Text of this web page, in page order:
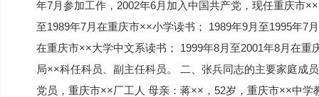
年7月参加工作，2002年6月加入中国共产党，现任重庆市
至1989年7月在重庆市××小学读书； 1989年9月至1995年7
在重庆市××大学中文系读书； 1999年8月至2001年8月在
局××科任科员、副主任科员。 二、张兵同志的主要家庭成
党员，重庆市××厂工人 母亲：蒋××，52岁，重庆市××中